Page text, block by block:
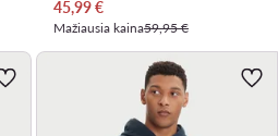
Dabartinė kaina
45,99€
Mažiausia kaina59,95 €